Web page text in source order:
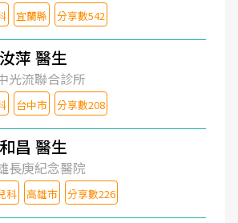
宜蘭縣 分享數542
萍 醫生
光流聯合診所
台中市 分享數208
昌 醫生
長庚紀念醫院
科 高雄市 分享數226